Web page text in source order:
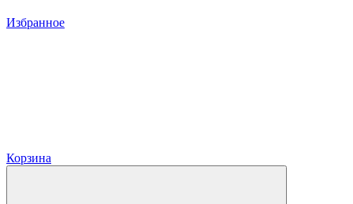
Избранное
Корзина